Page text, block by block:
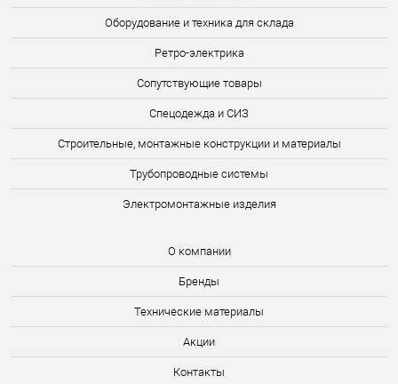
Оборудование и техника для склада
Ретро-электрика
Сопутствующие товары
Спецодежда и СИЗ
Строительные, монтажные конструкции и материалы
Трубопроводные системы
Электромонтажные изделия
О компании
Бренды
Технические материалы
Акции
Контакты